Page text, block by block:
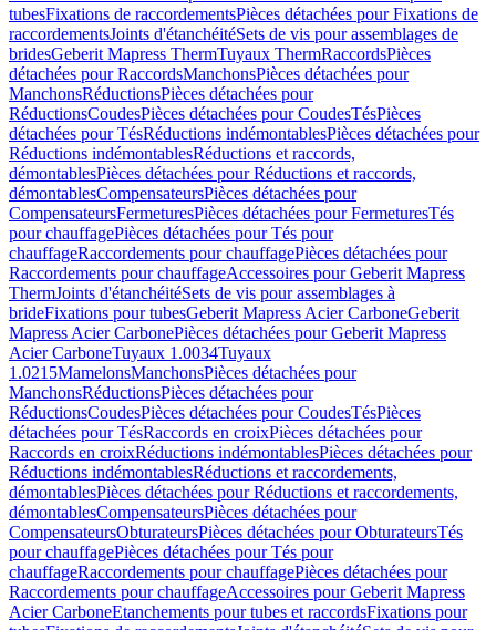
tubesFixations de raccordementsPièces détachées pour Fixations de
raccordementsJoints d'étanchéitéSets de vis pour assemblages de
bridesGeberit Mapress ThermTuyaux ThermRaccordsPièces
détachées pour RaccordsManchonsPièces détachées pour
ManchonsRéductionsPièces détachées pour
RéductionsCoudesPièces détachées pour CoudesTésPièces
détachées pour TésRéductions indémontablesPièces détachées pour
Réductions indémontablesRéductions et raccords,
démontablesPièces détachées pour Réductions et raccords,
démontablesCompensateursPièces détachées pour
CompensateursFermeturesPièces détachées pour FermeturesTés
pour chauffagePièces détachées pour Tés pour
chauffageRaccordements pour chauffagePièces détachées pour
Raccordements pour chauffageAccessoires pour Geberit Mapress
ThermJoints d'étanchéitéSets de vis pour assemblages à
brideFixations pour tubesGeberit Mapress Acier CarboneGeberit
Mapress Acier CarbonePièces détachées pour Geberit Mapress
Acier CarboneTuyaux 1.0034Tuyaux
1.0215MamelonsManchonsPièces détachées pour
ManchonsRéductionsPièces détachées pour
RéductionsCoudesPièces détachées pour CoudesTésPièces
détachées pour TésRaccords en croixPièces détachées pour
Raccords en croixRéductions indémontablesPièces détachées pour
Réductions indémontablesRéductions et raccordements,
démontablesPièces détachées pour Réductions et raccordements,
démontablesCompensateursPièces détachées pour
CompensateursObturateursPièces détachées pour ObturateursTés
pour chauffagePièces détachées pour Tés pour
chauffageRaccordements pour chauffagePièces détachées pour
Raccordements pour chauffageAccessoires pour Geberit Mapress
Acier CarboneEtanchements pour tubes et raccordsFixations pour